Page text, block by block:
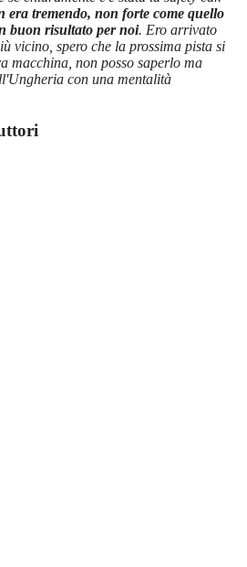
era tremendo, non forte come quello
buon risultato per noi. Ero arrivato
vicino, spero che la prossima pista si
macchina, non posso saperlo ma
con una mentalità